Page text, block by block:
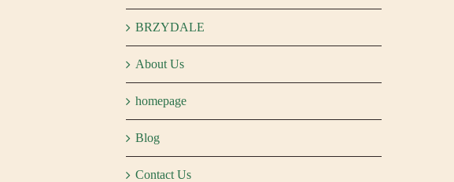
BRZYDALE
About Us
homepage
Blog
Contact Us